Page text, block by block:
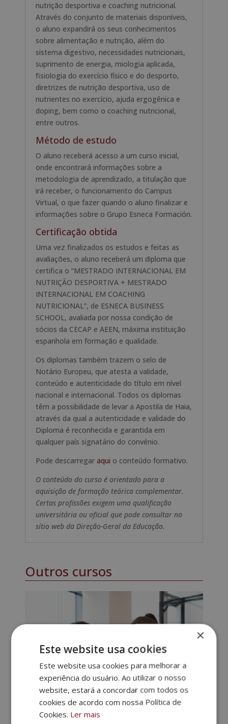
nutrição desportiva e coaching nutricional.
Através do conjunto de materiais disponíveis,
o aluno expandirá os seus conhecimentos
sobre alimentação e nutrição, além do
sistema digestivo, necessidades nutricionais,
suprimento de energia, miologia aplicada,
fisiologia do exercício físico e do desporto,
diretrizes de nutrição desportiva, uso de
nutrientes no exercício, ajuda ergogênica e
doping, bem como o coaching nutricional,
entre outros.
Método de estudo
O aluno receberá acesso a um curso inicial,
onde encontrará informações sobre a
metodologia de aprendizado, a titulação que
irá receber, o funcionamento do Campus
Virtual, o que fazer quando o aluno finalizar e
informações sobre o Grupo Esneca Formación.
Certificação obtida
Uma vez finalizados os estudos e feitas as
avaliações, o aluno receberá um diploma que
certifica o “MESTRADO INTERNACIONAL EM
NUTRIÇÃO DESPORTIVA + MESTRADO
INTERNACIONAL EM COACHING
NUTRICIONAL”, de ESNECA BUSINESS
SCHOOL, avaliada por nossa condição de
sócios da CECAP e AEEN, máxima instituição
espanhola em formação e qualidade.
Os diplomas também trazem o selo de
Notário Europeu, que atesta a validade,
conteúdo e autenticidade do título em nível
nacional e internacional. Todos os diplomas
têm a possibilidade de levar a Apostila de Haia,
através da qual a autenticidade e validade do
Diploma é reconhecida e garantida em
qualquer país signatário do convénio.
Pode descarregar aqui o conteúdo formativo.
O conteúdo do curso é orientado para a
aquisição de formação teórica complementar.
Certas profissões exigem uma qualificação
universitária ou oficial que pode consultar no
sítio web da Direção-Geral da Educação.
Outros cursos
×
Este website usa cookies
Este website usa cookies para melhorar a
experiência do usuário. Ao utilizar o nosso
website, estará a concordar com todos os
cookies de acordo com nossa Política de
Cookies. Ler mais